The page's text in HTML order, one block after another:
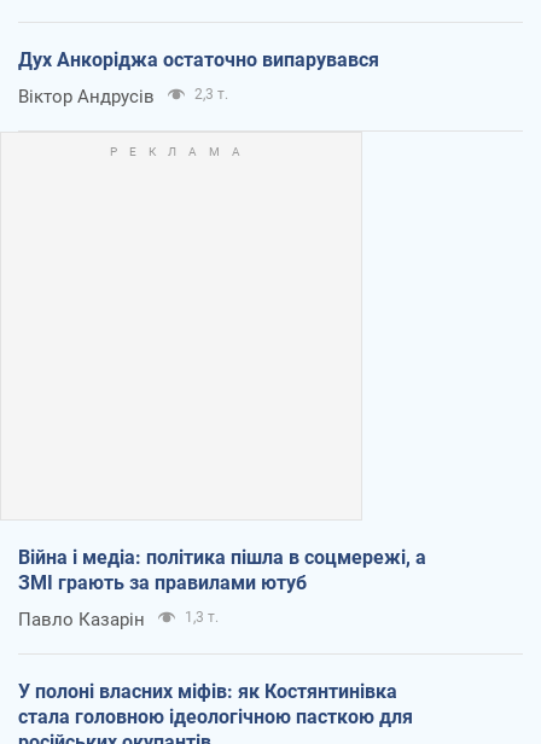
Дух Анкоріджа остаточно випарувався
Віктор Андрусів 2,3 т.
Війна і медіа: політика пішла в соцмережі, а
ЗМІ грають за правилами ютуб
Павло Казарін 1,3 т.
У полоні власних міфів: як Костянтинівка
стала головною ідеологічною пасткою для